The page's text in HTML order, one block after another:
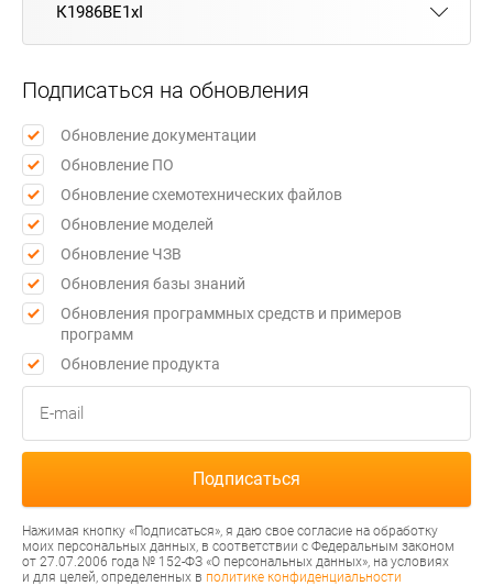
К1986ВЕ1xI
Подписаться на обновления
Обновление документации
Обновление ПО
Обновление схемотехнических файлов
Обновление моделей
Обновление ЧЗВ
Обновления базы знаний
Обновления программных средств и примеров
программ
Обновление продукта
Нажимая кнопку «Подписаться», я даю свое согласие на обработку
моих персональных данных, в соответствии с Федеральным законом
от 27.07.2006 года № 152-ФЗ «О персональных данных», на условиях
и для целей, определенных в политике конфиденциальности